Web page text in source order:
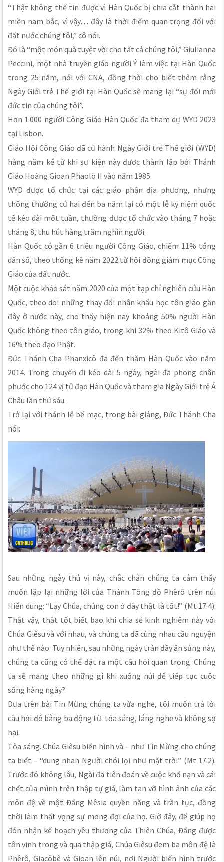
“Thật không thể tin được vì Hàn Quốc bị chia cắt thành hai
miền nam bắc, vì vậy… đây là thời điểm quan trọng đối với
đất nước chúng tôi,” cô nói.
Đó là “một món quà tuyệt vời cho tất cả chúng tôi,” Giulianna
Peccini, một nhà truyền giáo người Ý làm việc tại Hàn Quốc
trong 25 năm, nói với CNA, đồng thời cho biết thêm rằng
Ngày Giới trẻ Thế giới tại Hàn Quốc sẽ mang lại “sự đổi mới
đức tin của chúng tôi”.
Hơn 1.000 người Công Giáo Hàn Quốc đã tham dự WYD 2023
tại Lisbon.
Giáo Hội Công Giáo đã cử hành Ngày Giới trẻ Thế giới (WYD)
hàng năm kể từ khi sự kiện này được thành lập bởi Thánh
Giáo Hoàng Gioan Phaolô II vào năm 1985.
WYD được tổ chức tại các giáo phận địa phương, nhưng
thông thường cứ hai đến ba năm lại có một lễ kỷ niệm quốc
tế kéo dài một tuần, thường được tổ chức vào tháng 7 hoặc
tháng 8, thu hút hàng trăm nghìn người.
Hàn Quốc có gần 6 triệu người Công Giáo, chiếm 11% tổng
dân số, theo thống kê năm 2022 từ hội đồng giám mục Công
Giáo của đất nước.
Một cuộc khảo sát năm 2020 của một tạp chí nghiên cứu Hàn
Quốc, theo dõi những thay đổi nhân khẩu học tôn giáo gần
đây ở nước này, cho thấy hiện nay khoảng 50% người Hàn
Quốc không theo tôn giáo, trong khi 32% theo Kitô Giáo và
16% theo đạo Phật.
Đức Thánh Cha Phanxicô đã đến thăm Hàn Quốc vào năm
2014. Trong chuyến đi kéo dài 5 ngày, ngài đã phong chân
phước cho 124 vị tử đạo Hàn Quốc và tham gia Ngày Giới trẻ Á
Châu lần thứ sáu.
Trở lại với thánh lễ bế mạc, trong bài giảng, Đức Thánh Cha
nói:
Sau những ngày thú vị này, chắc chắn chúng ta cảm thấy
muốn lặp lại những lời của Thánh Tông đồ Phêrô trên núi
Hiển dung: “Lạy Chúa, chúng con ở đây thật là tốt!” (Mt 17:4).
Thật vậy, thật tốt biết bao khi chia sẻ kinh nghiệm này với
Chúa Giêsu và với nhau, và chúng ta đã cùng nhau cầu nguyện
như thế nào. Tuy nhiên, sau những ngày tràn đầy ân sủng này,
chúng ta cũng có thể đặt ra một câu hỏi quan trọng: Chúng
ta sẽ mang theo những gì khi xuống núi để tiếp tục cuộc
sống hàng ngày?
Dựa trên bài Tin Mừng chúng ta vừa nghe, tôi muốn trả lời
câu hỏi đó bằng ba động từ: tỏa sáng, lắng nghe và không sợ
hãi.
Tỏa sáng. Chúa Giêsu biến hình và – như Tin Mừng cho chúng
ta biết – “dung nhan Người chói lọi như mặt trời” (Mt 17:2).
Trước đó không lâu, Ngài đã tiên đoán về cuộc khổ nạn và cái
chết của mình trên thập tự giá, làm tan vỡ hình ảnh của các
môn đệ về một Đấng Mêsia quyền năng và trần tục, đồng
thời làm thất vọng sự mong đợi của họ. Giờ đây, để giúp họ
đón nhận kế hoạch yêu thương của Thiên Chúa, Đấng được
tôn vinh trong và qua thập giá, Chúa Giêsu đem ba môn đệ là
Phêrô, Giacôbê và Gioan lên núi, nơi Người biến hình trước